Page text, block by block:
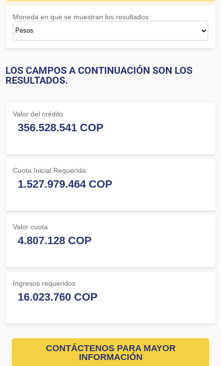
Moneda en que se muestran los resultados
LOS CAMPOS A CONTINUACIÓN SON LOS
RESULTADOS.
Valor del crédito
Cuota Inicial Requerida:
Valor cuota
Ingresos requeridos
CONTÁCTENOS PARA MAYOR
INFORMACIÓN